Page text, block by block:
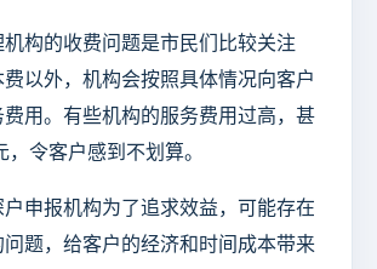
构的收费问题是市民们比较关注
以外，机构会按照具体情况向客户
用。有些机构的服务费用过高，甚
，令客户感到不划算。
户申报机构为了追求效益，可能存在
题，给客户的经济和时间成本带来